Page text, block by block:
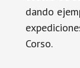
dando
Corso.